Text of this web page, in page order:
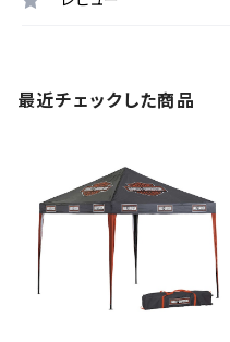
最近チェックした商品